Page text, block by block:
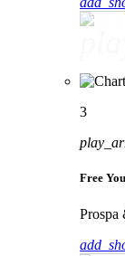
3
Free
Prospa